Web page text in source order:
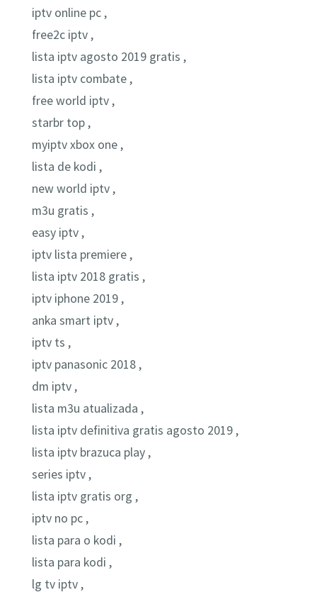
iptv online pc ,
free2c iptv ,
lista iptv agosto 2019 gratis ,
lista iptv combate ,
free world iptv ,
starbr top ,
myiptv xbox one ,
lista de kodi ,
new world iptv ,
m3u gratis ,
easy iptv ,
iptv lista premiere ,
lista iptv 2018 gratis ,
iptv iphone 2019 ,
anka smart iptv ,
iptv ts ,
iptv panasonic 2018 ,
dm iptv ,
lista m3u atualizada ,
lista iptv definitiva gratis agosto 2019 ,
lista iptv brazuca play ,
series iptv ,
lista iptv gratis org ,
iptv no pc ,
lista para o kodi ,
lista para kodi ,
lg tv iptv ,